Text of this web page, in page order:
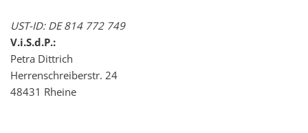
UST-ID: DE 814 772 749
V.i.S.d.P.:
Petra Dittrich
Herrenschreiberstr. 24
48431 Rheine